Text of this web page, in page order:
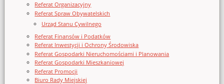
Referat Organizacyjny
Referat Spraw Obywatelskich
Urząd Stanu Cywilnego
Referat Finansów i Podatków
Referat Inwestycji i Ochrony Środowiska
Referat Gospodarki Nieruchomościami i Planowania
Referat Gospodarki Mieszkaniowej
Referat Promocji
Biuro Rady Miejskiej